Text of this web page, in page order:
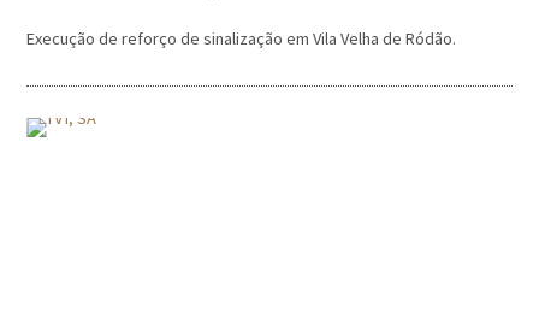
Execução de reforço de sinalização em Vila Velha de Ródão.